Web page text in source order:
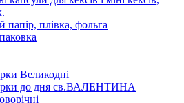
папір, плівка, фольга
Великодні
до дня св.ВАЛЕНТИНА